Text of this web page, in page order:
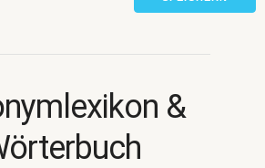
&